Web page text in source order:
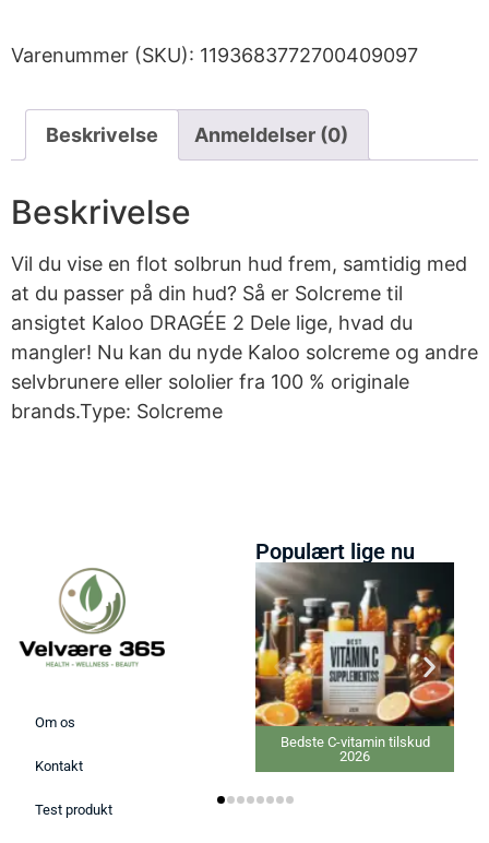
Varenummer (SKU): 1193683772700409097
Beskrivelse Anmeldelser (0)
Beskrivelse
Vil du vise en flot solbrun hud frem, samtidig med
at du passer på din hud? Så er Solcreme til
ansigtet Kaloo DRAGÉE 2 Dele lige, hvad du
mangler! Nu kan du nyde Kaloo solcreme og andre
selvbrunere eller sololier fra 100 % originale
brands.Type: Solcreme
Om os
Kontakt
Test produkt
Populært lige nu
Bedste C-vitamin tilskud
2026